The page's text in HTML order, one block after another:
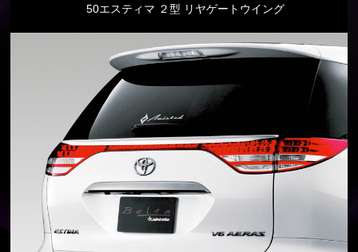
50エスティマ ２型 リヤゲートウイング